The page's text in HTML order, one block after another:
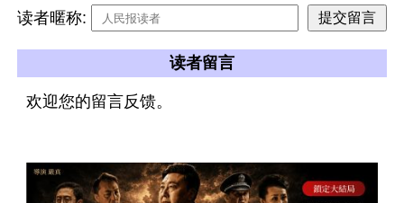
读者暱称:
读者留言
欢迎您的留言反馈。